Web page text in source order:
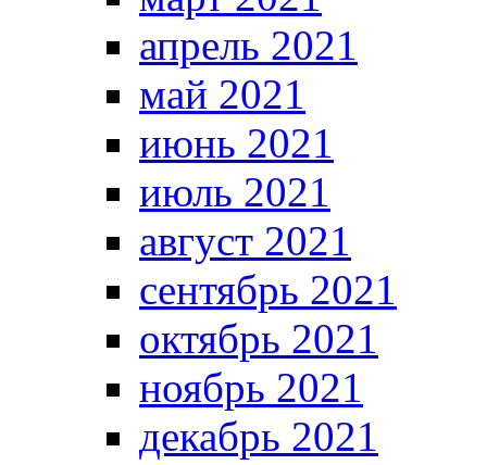
апрель 2021
май 2021
июнь 2021
июль 2021
август 2021
сентябрь 2021
октябрь 2021
ноябрь 2021
декабрь 2021